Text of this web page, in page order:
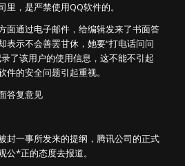
，是严禁使用QQ软件的。
通过电子邮件，给编辑发来了书面答
表示不会善罢甘休，她要“打电话问问
了该用户的使用信息，这不能不引起
的安全问题引起重视。
答复意见
一事所发来的提纲，腾讯公司的正式
公*正的态度去报道。